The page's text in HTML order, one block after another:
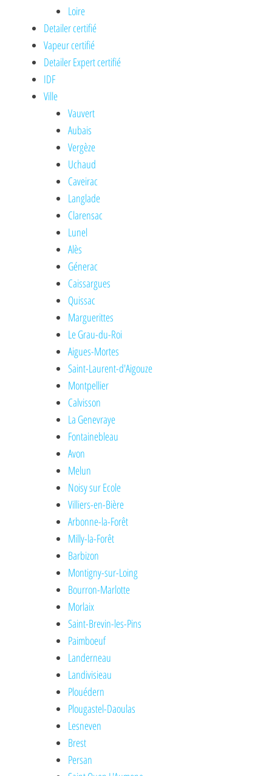
Loire
Detailer certifié
Vapeur certifié
Detailer Expert certifié
IDF
Ville
Vauvert
Aubais
Vergèze
Uchaud
Caveirac
Langlade
Clarensac
Lunel
Alès
Génerac
Caissargues
Quissac
Marguerittes
Le Grau-du-Roi
Aigues-Mortes
Saint-Laurent-d'Aigouze
Montpellier
Calvisson
La Genevraye
Fontainebleau
Avon
Melun
Noisy sur Ecole
Villiers-en-Bière
Arbonne-la-Forêt
Milly-la-Forêt
Barbizon
Montigny-sur-Loing
Bourron-Marlotte
Morlaix
Saint-Brevin-les-Pins
Paimboeuf
Landerneau
Landivisieau
Plouédern
Plougastel-Daoulas
Lesneven
Brest
Persan